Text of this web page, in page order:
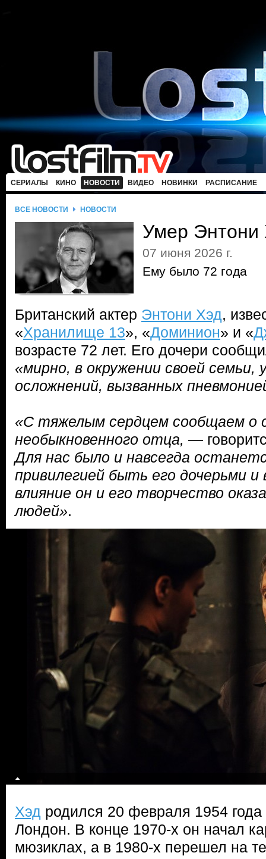
СЕРИАЛЫ КИНО НОВОСТИ ВИДЕО НОВИНКИ РАСПИСАНИЕ
ВСЕ НОВОСТИ НОВОСТИ
Умер Энтони
07 июня 2026 г.
Ему было 72 года
Британский актер Энтони Хэд,
«Хранилище 13», «Доминион» и «
возрасте 72 лет. Его дочери
«мирно, в окружении своей семьи,
осложнений, вызванных
«С тяжелым сердцем сообщаем о
необыкновенного отца, —
Для нас было и навсегда
привилегией быть его дочерьми и
влияние он и его творчество
людей».
Хэд родился 20 февраля 1954
Лондон. В конце 1970-х он начал
мюзиклах, а в 1980-х перешел на